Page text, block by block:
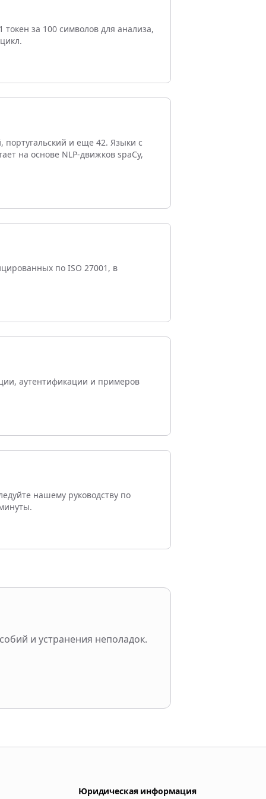
за 100 символов для анализа,
и еще 42. Языки с
на основе NLP-движков spaCy,
по ISO 27001, в
аутентификации и примеров
нашему руководству по
и устранения неполадок.
Юридическая информация